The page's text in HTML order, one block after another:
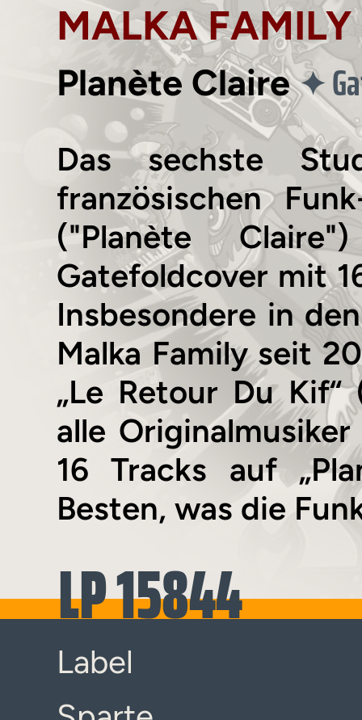
MALKA FAMILY
Planète Claire✦
Das sechste
französischen
("Planète
Gatefoldcover mit
Insbesondere in
Malka Family seit
„Le Retour Du
alle
16 Tracks auf
Besten, was die
LP 15844
Label